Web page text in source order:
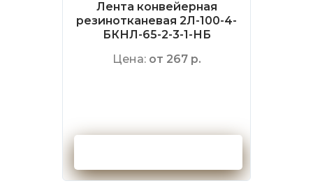
Лента конвейерная
резинотканевая 2Л-100-4-
БКНЛ-65-2-3-1-НБ
Цена: от 267 р.